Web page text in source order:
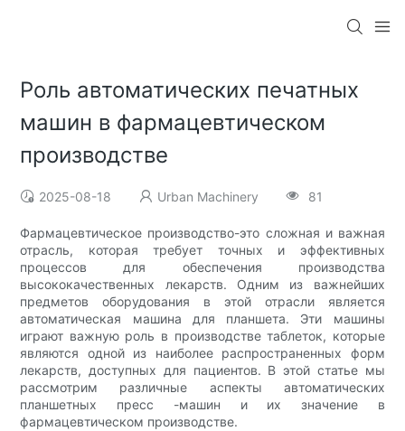
Роль автоматических печатных
машин в фармацевтическом
производстве
2025-08-18 Urban Machinery 81
Фармацевтическое производство-это сложная и важная
отрасль, которая требует точных и эффективных
процессов для обеспечения производства
высококачественных лекарств. Одним из важнейших
предметов оборудования в этой отрасли является
автоматическая машина для планшета. Эти машины
играют важную роль в производстве таблеток, которые
являются одной из наиболее распространенных форм
лекарств, доступных для пациентов. В этой статье мы
рассмотрим различные аспекты автоматических
планшетных пресс -машин и их значение в
фармацевтическом производстве.